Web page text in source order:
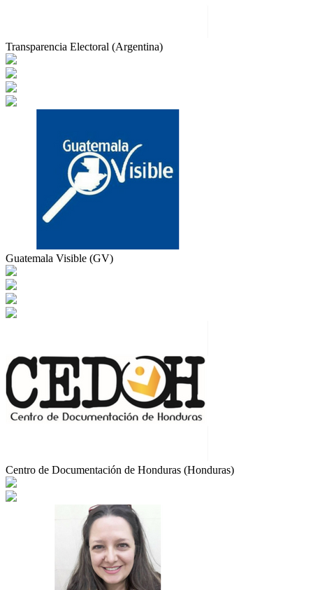
Transparencia Electoral (Argentina)
Guatemala Visible (GV)
Centro de Documentación de Honduras (Honduras)